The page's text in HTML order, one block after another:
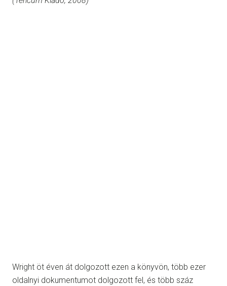
Wright öt éven át dolgozott ezen a könyvön, több ezer
oldalnyi dokumentumot dolgozott fel, és több száz